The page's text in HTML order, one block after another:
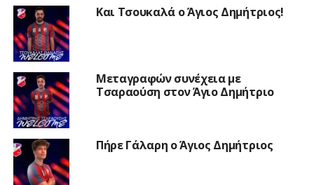
Και Τσουκαλά ο Άγιος Δημήτριος!
Μεταγραφών συνέχεια με
Τσαραούση στον Άγιο Δημήτριο
Πήρε Γάλαρη ο Άγιος Δημήτριος